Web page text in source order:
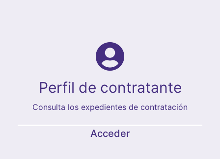
Perfil de contratante
Consulta los expedientes de contratación
Acceder